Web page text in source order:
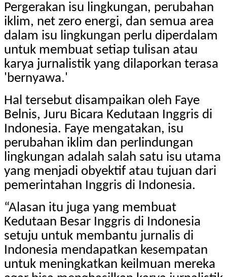
Pergerakan isu lingkungan, perubahan
iklim, net zero energi, dan semua area
dalam isu lingkungan perlu diperdalam
untuk membuat setiap tulisan atau
karya jurnalistik yang dilaporkan terasa
'bernyawa.'
Hal tersebut disampaikan oleh Faye
Belnis, Juru Bicara Kedutaan Inggris di
Indonesia. Faye mengatakan, isu
perubahan iklim dan perlindungan
lingkungan adalah salah satu isu utama
yang menjadi obyektif atau tujuan dari
pemerintahan Inggris di Indonesia.
“Alasan itu juga yang membuat
Kedutaan Besar Inggris di Indonesia
setuju untuk membantu jurnalis di
Indonesia mendapatkan kesempatan
untuk meningkatkan keilmuan mereka